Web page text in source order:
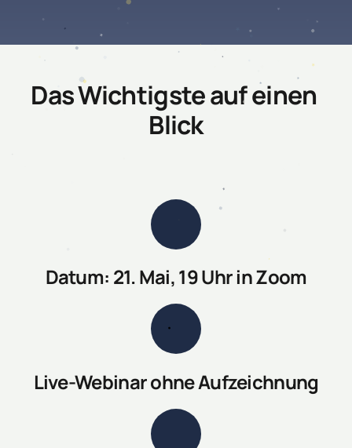
Das Wichtigste auf einen
Blick
Datum: 21. Mai, 19 Uhr in Zoom
Live-Webinar ohne Aufzeichnung